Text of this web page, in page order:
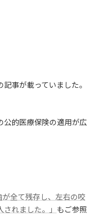
事が載っていました。
公的医療保険の適用が広
全て残存し、左右の咬
れました。」 もご参照